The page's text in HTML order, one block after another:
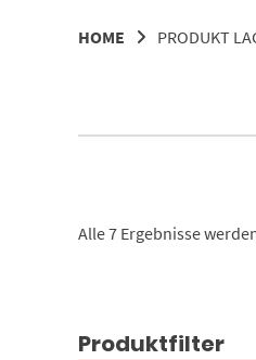
HOME PRODUKT
Alle 7 Ergebnisse
Produktfilter